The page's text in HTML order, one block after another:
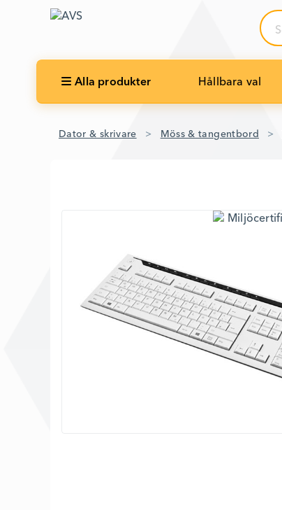
Sök
Alla produkter Hållbara val
Dator & skrivare Möss & tangentbord